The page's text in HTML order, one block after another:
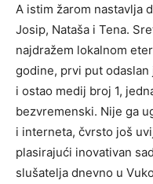
A istim žarom nastavlja
Josip, Nataša i Tena.
najdražem lokalnom
godine, prvi put odaslan
i ostao medij broj 1,
bezvremenski. Nije ga
i interneta, čvrsto još
plasirajući inovativan
slušatelja dnevno u